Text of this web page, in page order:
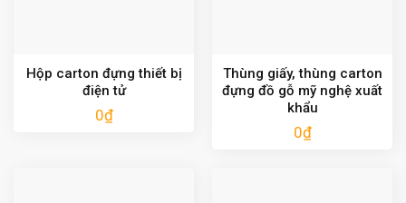
Hộp carton đựng thiết bị
điện tử
0₫
Thùng giấy, thùng carton
đựng đồ gỗ mỹ nghệ xuất
khẩu
0₫